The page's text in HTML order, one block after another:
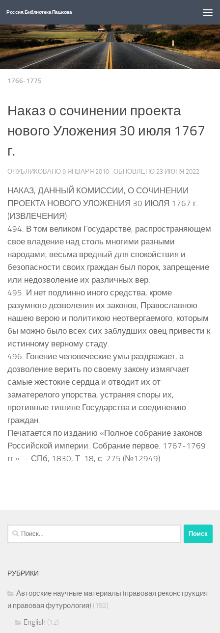
Перейти к содержимому
Россия: Библиотека Пашкова
1766-1775
Наказ о сочинении проекта
нового Уложения 30 июля 1767
г.
ОПУБЛИКОВАНО 9 ЯНВАРЯ 2010 · ОБНОВЛЕНО 23 ИЮНЯ 2022
НАКАЗ, ДАННЫЙ КОМИССИИ, О СОЧИНЕНИИ
ПРОЕКТА НОВОГО УЛОЖЕНИЯ 30 ИЮЛЯ 1767 г.
(ИЗВЛЕЧЕНИЯ)
494. В том великом Государстве, распространяющем
свое владение над столь многими разными
народами, весьма вредный для спокойствия и
безопасности своих граждан был порок, запрещение
или недозволение их различных вер.
495. И нет подлинно иного средства, кроме
разумного дозволения их законов, Православною
нашею верою и политикою неотвергаемого, которым
бы можно было всех сих заблудших овец привести к
истинному верному стаду.
496. Гонение человеческие умы раздражает, а
дозволение верить по своему закону измягчает
самые жестокие сердца и отводит их от
заматерелого упорства, устраняя споры их,
противные тишине Государства и соединению
граждан.
Печатается по изданию «Полное собрание законов
Российской империи. Собрание первое. 1767-1769
гг.». – СПб, 1830, Т. 18, с. 275 (№12949).
Найти:
РУБРИКИ
Авторские научные материалы (правовая реконструкция
и правовая футурология) (192)
English (12)